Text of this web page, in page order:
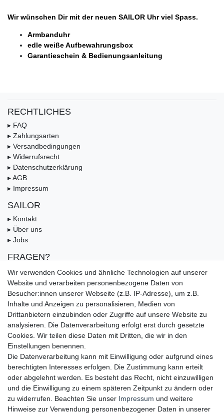
Wir wünschen Dir mit der neuen SAILOR Uhr viel Spass.
Armbanduhr
edle weiße Aufbewahrungsbox
Garantieschein & Bedienungsanleitung
RECHTLICHES
▸ FAQ
▸ Zahlungsarten
▸ Versandbedingungen
▸ Widerrufsrecht
▸ Datenschutzerklärung
▸ AGB
▸ Impressum
SAILOR
▸ Kontakt
▸ Über uns
▸ Jobs
FRAGEN?
▸ FAQ
▸ Zahlungsarten
▸ Versandbedingungen
▸ Gutschein
UNSERE ZAHLUNGSMÖGLICKEITEN
Wir verwenden Cookies und ähnliche Technologien auf unserer
Website und verarbeiten personenbezogene Daten von
Besucher:innen unserer Webseite (z.B. IP-Adresse), um z.B.
Inhalte und Anzeigen zu personalisieren, Medien von
Drittanbietern einzubinden oder Zugriffe auf unsere Website zu
analysieren. Die Datenverarbeitung erfolgt erst durch gesetzte
Cookies. Wir teilen diese Daten mit Dritten, die wir in den
Einstellungen benennen.
Die Datenverarbeitung kann mit Einwilligung oder aufgrund eines
berechtigten Interesses erfolgen. Die Zustimmung kann erteilt
oder abgelehnt werden. Es besteht das Recht, nicht einzuwilligen
und die Einwilligung zu einem späteren Zeitpunkt zu ändern oder
zu widerrufen. Beachten Sie unser Impressum und weitere
Hinweise zur Verwendung personenbezogener Daten in unserer